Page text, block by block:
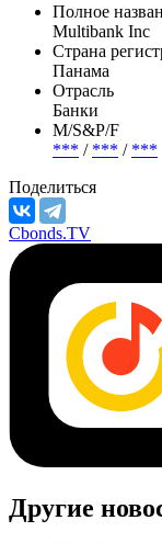
Полное
Multibank Inc
Страна
Панама
Отрасль
Банки
М/S&P/F
*** / *** / ***
Поделиться
Cbonds.TV
Другие